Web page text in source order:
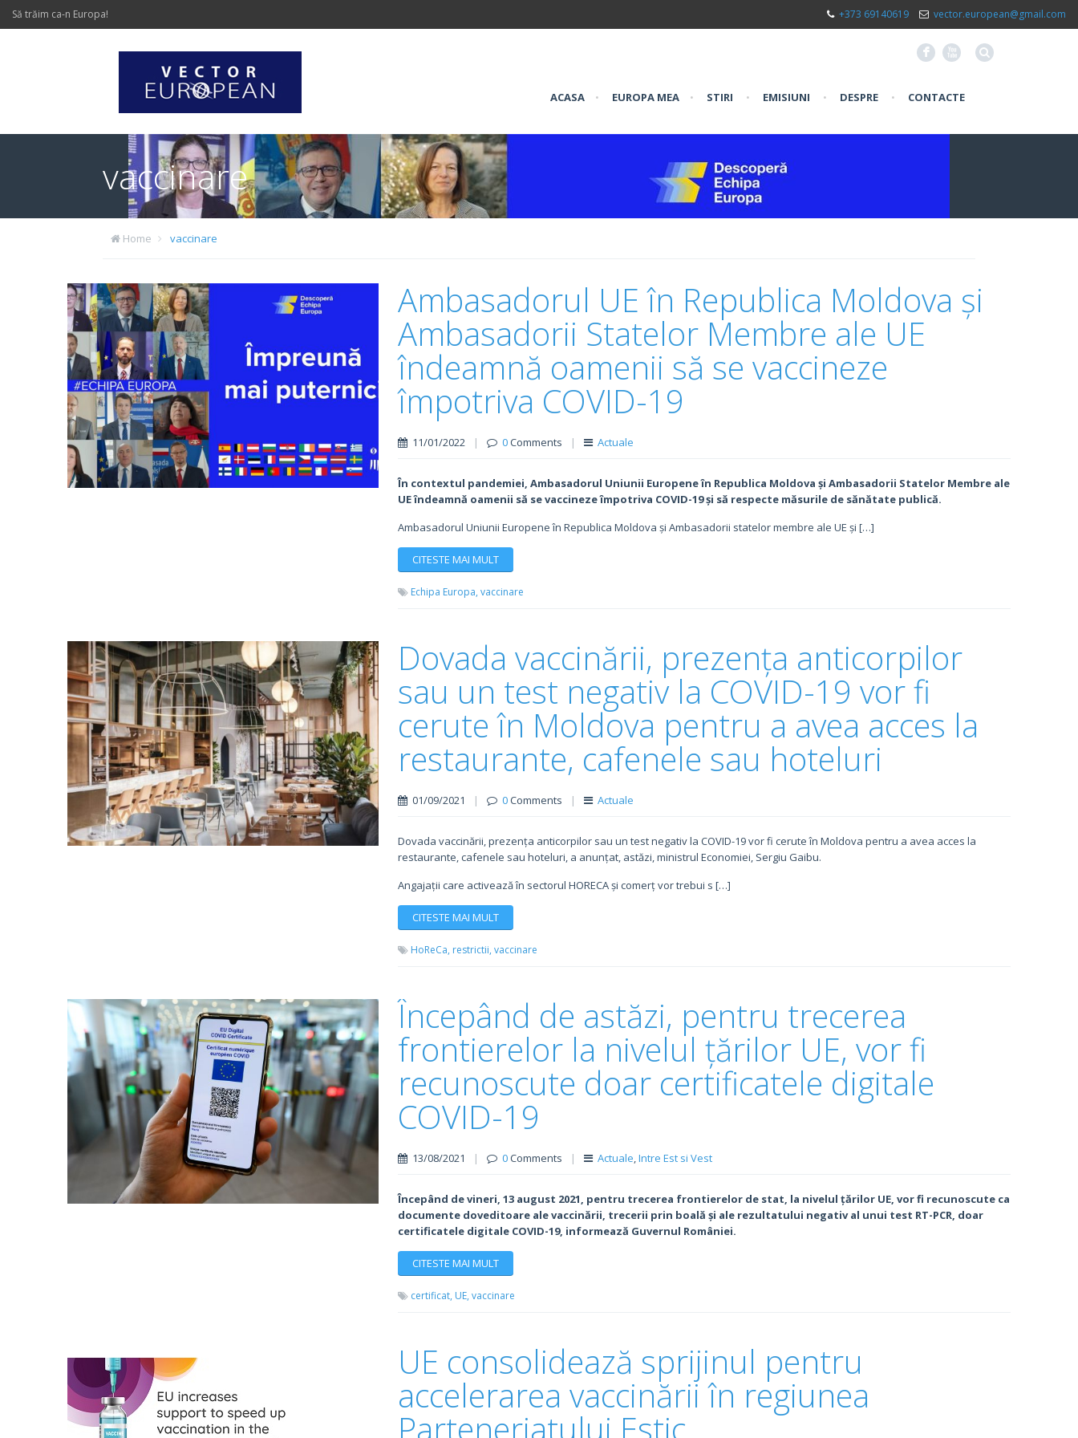
Să trăim ca-n Europa! +373 69140619 vector.european@gmail.com
F X
ACASA • EUROPA MEA • STIRI • EMISIUNI • DESPRE • CONTACTE
vaccinare
Home vaccinare
Ambasadorul UE în Republica Moldova și
Ambasadorii Statelor Membre ale UE
îndeamnă oamenii să se vaccineze
împotriva COVID-19
11/01/2022 | 0Comments | Actuale
În contextul pandemiei, Ambasadorul Uniunii Europene în Republica Moldova și Ambasadorii Statelor Membre ale
UE îndeamnă oamenii să se vaccineze împotriva COVID-19 și să respecte măsurile de sănătate publică.
Ambasadorul Uniunii Europene în Republica Moldova și Ambasadorii statelor membre ale UE și […]
CITESTE MAI MULT
Echipa Europa, vaccinare
Dovada vaccinării, prezența anticorpilor
sau un test negativ la COVID-19 vor fi
cerute în Moldova pentru a avea acces la
restaurante, cafenele sau hoteluri
01/09/2021 | 0Comments | Actuale
Dovada vaccinării, prezența anticorpilor sau un test negativ la COVID-19 vor fi cerute în Moldova pentru a avea acces la
restaurante, cafenele sau hoteluri, a anunțat, astăzi, ministrul Economiei, Sergiu Gaibu.
Angajații care activează în sectorul HORECA și comerț vor trebui s […]
CITESTE MAI MULT
HoReCa, restrictii, vaccinare
Începând de astăzi, pentru trecerea
frontierelor la nivelul țărilor UE, vor fi
recunoscute doar certificatele digitale
COVID-19
13/08/2021 | 0Comments | Actuale,Intre Est si Vest
Începând de vineri, 13 august 2021, pentru trecerea frontierelor de stat, la nivelul țărilor UE, vor fi recunoscute ca
documente doveditoare ale vaccinării, trecerii prin boală și ale rezultatului negativ al unui test RT-PCR, doar
certificatele digitale COVID-19, informează Guvernul României.
CITESTE MAI MULT
certificat, UE, vaccinare
UE consolidează sprijinul pentru
accelerarea vaccinării în regiunea
Parteneriatului Estic